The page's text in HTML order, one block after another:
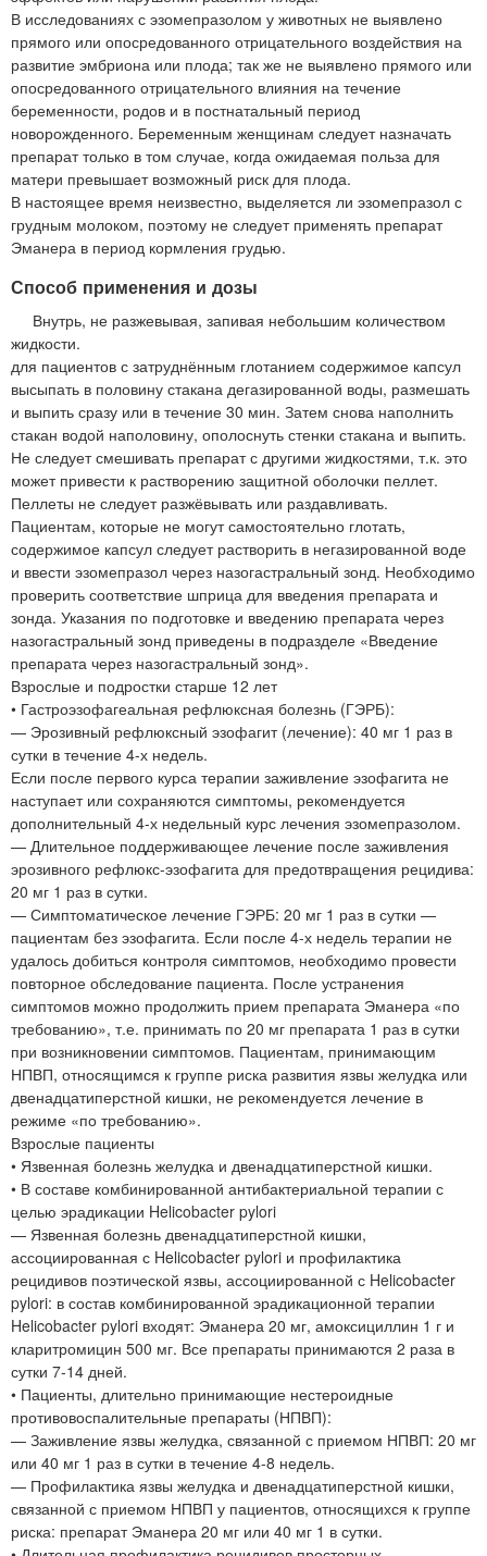
В исследованиях с эзомепразолом у животных не выявлено
прямого или опосредованного отрицательного воздействия на
развитие эмбриона или плода; так же не выявлено прямого или
опосредованного отрицательного влияния на течение
беременности, родов и в постнатальный период
новорожденного. Беременным женщинам следует назначать
препарат только в том случае, когда ожидаемая польза для
матери превышает возможный риск для плода.
В настоящее время неизвестно, выделяется ли эзомепразол с
грудным молоком, поэтому не следует применять препарат
Эманера в период кормления грудью.
Способ применения и дозы
Внутрь, не разжевывая, запивая небольшим количеством
жидкости.
для пациентов с затруднённым глотанием содержимое капсул
высыпать в половину стакана дегазированной воды, размешать
и выпить сразу или в течение 30 мин. Затем снова наполнить
стакан водой наполовину, ополоснуть стенки стакана и выпить.
Не следует смешивать препарат с другими жидкостями, т.к. это
может привести к растворению защитной оболочки пеллет.
Пеллеты не следует разжёвывать или раздавливать.
Пациентам, которые не могут самостоятельно глотать,
содержимое капсул следует растворить в негазированной воде
и ввести эзомепразол через назогастральный зонд. Необходимо
проверить соответствие шприца для введения препарата и
зонда. Указания по подготовке и введению препарата через
назогастральный зонд приведены в подразделе «Введение
препарата через назогастральный зонд».
Взрослые и подростки старше 12 лет
• Гастроэзофагеальная рефлюксная болезнь (ГЭРБ):
— Эрозивный рефлюксный эзофагит (лечение): 40 мг 1 раз в
сутки в течение 4-х недель.
Если после первого курса терапии заживление эзофагита не
наступает или сохраняются симптомы, рекомендуется
дополнительный 4-х недельный курс лечения эзомепразолом.
— Длительное поддерживающее лечение после заживления
эрозивного рефлюкс-эзофагита для предотвращения рецидива:
20 мг 1 раз в сутки.
— Симптоматическое лечение ГЭРБ: 20 мг 1 раз в сутки —
пациентам без эзофагита. Если после 4-х недель терапии не
удалось добиться контроля симптомов, необходимо провести
повторное обследование пациента. После устранения
симптомов можно продолжить прием препарата Эманера «по
требованию», т.е. принимать по 20 мг препарата 1 раз в сутки
при возникновении симптомов. Пациентам, принимающим
НПВП, относящимся к группе риска развития язвы желудка или
двенадцатиперстной кишки, не рекомендуется лечение в
режиме «по требованию».
Взрослые пациенты
• Язвенная болезнь желудка и двенадцатиперстной кишки.
• В составе комбинированной антибактериальной терапии с
целью эрадикации Helicobacter pylori
— Язвенная болезнь двенадцатиперстной кишки,
ассоциированная с Helicobacter pylori и профилактика
рецидивов поэтической язвы, ассоциированной с Helicobacter
pylori: в состав комбинированной эрадикационной терапии
Helicobacter pylori входят: Эманера 20 мг, амоксициллин 1 г и
кларитромицин 500 мг. Все препараты принимаются 2 раза в
сутки 7-14 дней.
• Пациенты, длительно принимающие нестероидные
противовоспалительные препараты (НПВП):
— Заживление язвы желудка, связанной с приемом НПВП: 20 мг
или 40 мг 1 раз в сутки в течение 4-8 недель.
— Профилактика язвы желудка и двенадцатиперстной кишки,
связанной с приемом НПВП у пациентов, относящихся к группе
риска: препарат Эманера 20 мг или 40 мг 1 в сутки.